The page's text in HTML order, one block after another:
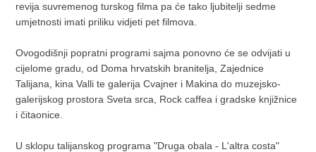
revija suvremenog turskog filma pa će tako ljubitelji sedme
umjetnosti imati priliku vidjeti pet filmova.
Ovogodišnji popratni programi sajma ponovno će se odvijati u
cijelome gradu, od Doma hrvatskih branitelja, Zajednice
Talijana, kina Valli te galerija Cvajner i Makina do muzejsko-
galerijskog prostora Sveta srca, Rock caffea i gradske knjižnice
i čitaonice.
U sklopu talijanskog programa "Druga obala - L'altra costa"